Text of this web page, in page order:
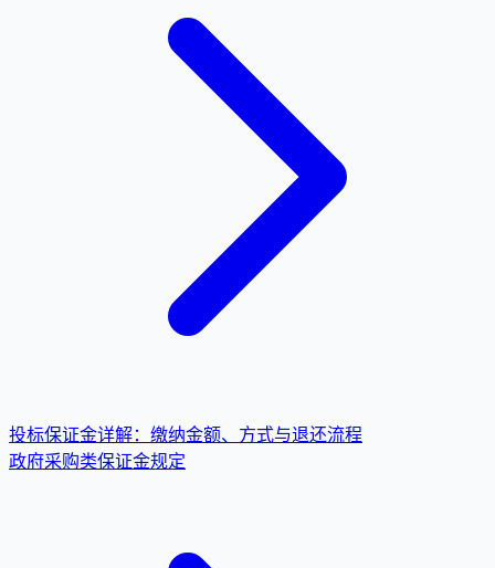
投标保证金详解：缴纳金额、方式与退还流程
政府采购类保证金规定